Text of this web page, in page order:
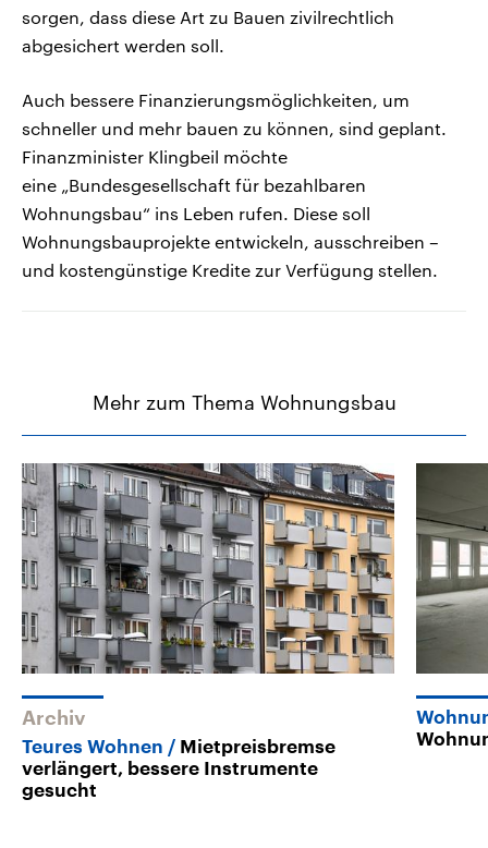
sorgen, dass diese Art zu Bauen zivilrechtlich
abgesichert werden soll.
Auch bessere Finanzierungsmöglichkeiten, um
schneller und mehr bauen zu können, sind geplant.
Finanzminister Klingbeil möchte
eine „Bundesgesellschaft für bezahlbaren
Wohnungsbau“ ins Leben rufen. Diese soll
Wohnungsbauprojekte entwickeln, ausschreiben –
und kostengünstige Kredite zur Verfügung stellen.
Mehr zum Thema Wohnungsbau
Archiv
Teures Wohnen
Mietpreisbremse
verlängert, bessere Instrumente
gesucht